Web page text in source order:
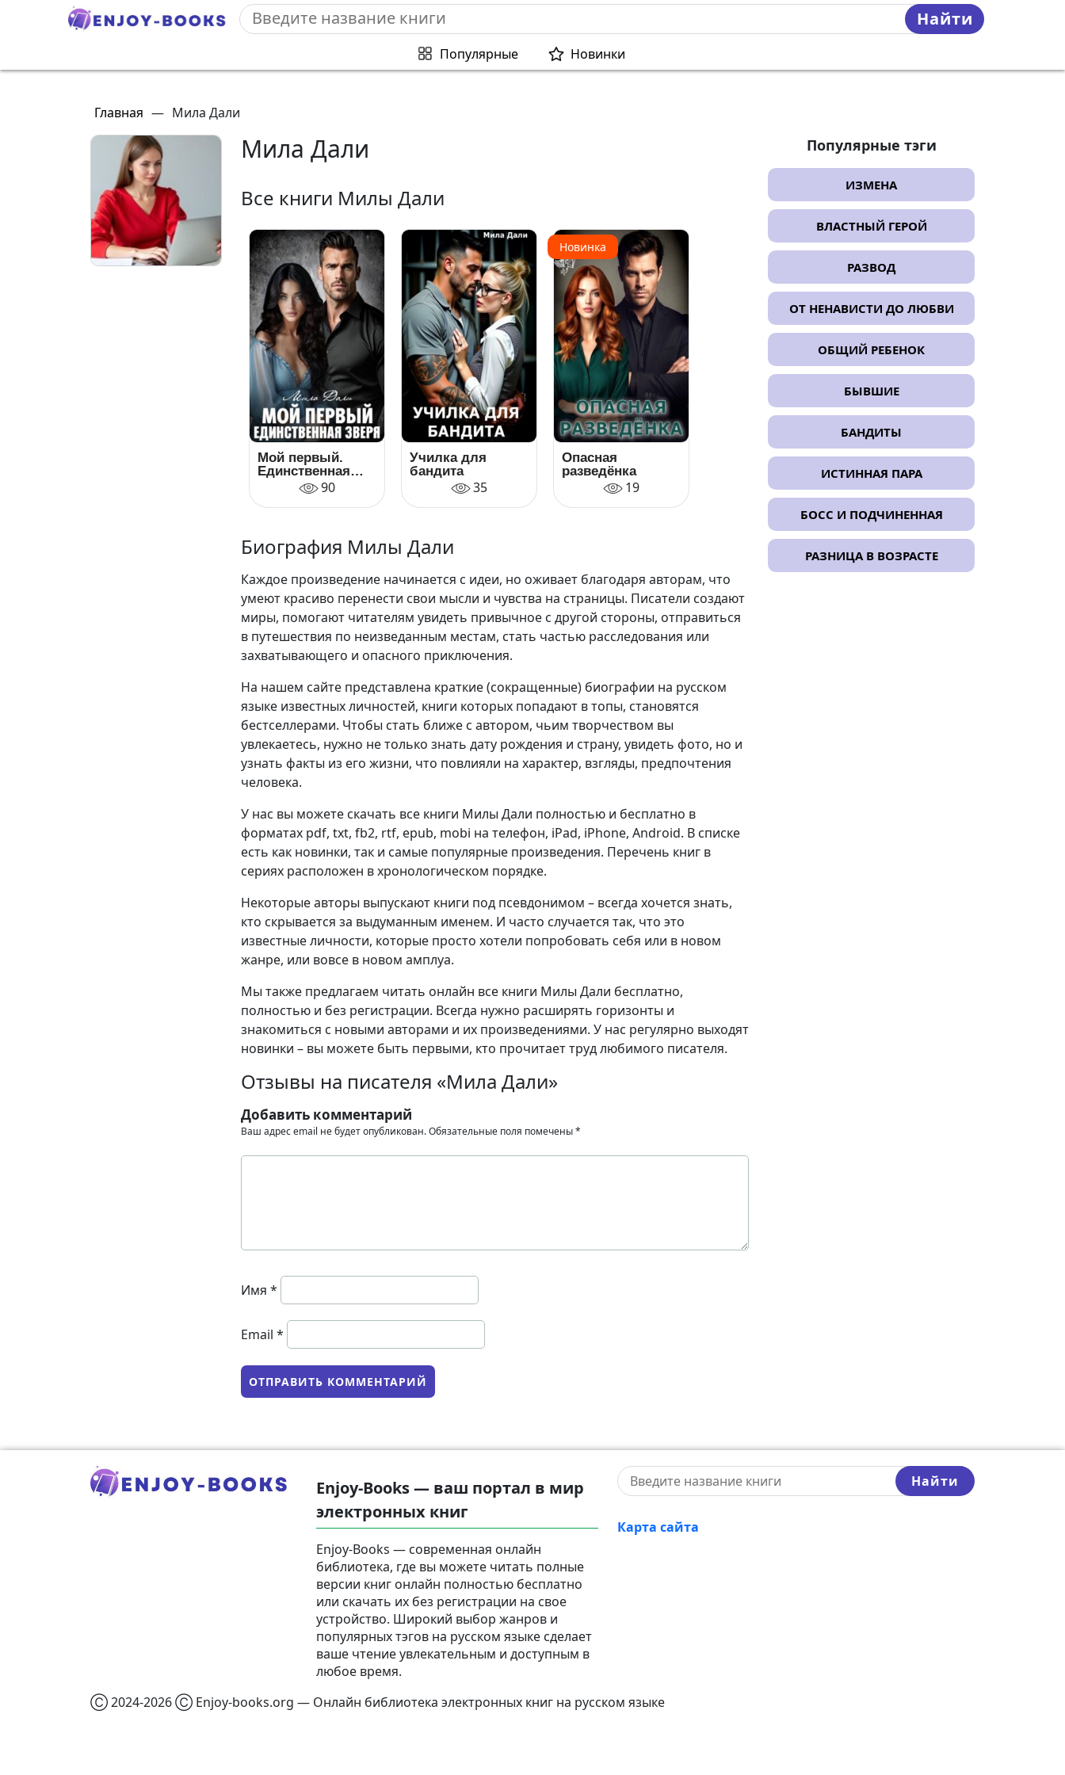
Найти
Популярные Новинки
Главная — Мила Дали
Мила Дали
Все книги Милы Дали
Мой первый.
Единственная
90
Училка для
бандита
35
Новинка
Опасная
разведёнка
19
Биография Милы Дали
Каждое произведение начинается с идеи, но оживает благодаря авторам, что
умеют красиво перенести свои мысли и чувства на страницы. Писатели создают
миры, помогают читателям увидеть привычное с другой стороны, отправиться
в путешествия по неизведанным местам, стать частью расследования или
захватывающего и опасного приключения.
На нашем сайте представлена краткие (сокращенные) биографии на русском
языке известных личностей, книги которых попадают в топы, становятся
бестселлерами. Чтобы стать ближе с автором, чьим творчеством вы
увлекаетесь, нужно не только знать дату рождения и страну, увидеть фото, но и
узнать факты из его жизни, что повлияли на характер, взгляды, предпочтения
человека.
У нас вы можете скачать все книги Милы Дали полностью и бесплатно в
форматах pdf, txt, fb2, rtf, epub, mobi на телефон, iPad, iPhone, Android. В списке
есть как новинки, так и самые популярные произведения. Перечень книг в
сериях расположен в хронологическом порядке.
Некоторые авторы выпускают книги под псевдонимом – всегда хочется знать,
кто скрывается за выдуманным именем. И часто случается так, что это
известные личности, которые просто хотели попробовать себя или в новом
жанре, или вовсе в новом амплуа.
Мы также предлагаем читать онлайн все книги Милы Дали бесплатно,
полностью и без регистрации. Всегда нужно расширять горизонты и
знакомиться с новыми авторами и их произведениями. У нас регулярно выходят
новинки – вы можете быть первыми, кто прочитает труд любимого писателя.
Отзывы на писателя «Мила Дали»
Добавить комментарий
Ваш адрес email не будет опубликован.Обязательные поля помечены*
Имя *
Email *
Популярные тэги
ИЗМЕНА
ВЛАСТНЫЙ ГЕРОЙ
РАЗВОД
ОТ НЕНАВИСТИ ДО ЛЮБВИ
ОБЩИЙ РЕБЕНОК
БЫВШИЕ
БАНДИТЫ
ИСТИННАЯ ПАРА
БОСС И ПОДЧИНЕННАЯ
РАЗНИЦА В ВОЗРАСТЕ
Enjoy-Books — ваш портал в мир
электронных книг
Enjoy-Books — современная онлайн
библиотека, где вы можете читать полные
версии книг онлайн полностью бесплатно
или скачать их без регистрации на свое
устройство. Широкий выбор жанров и
популярных тэгов на русском языке сделает
ваше чтение увлекательным и доступным в
любое время.
Найти
Карта сайта
Ⓒ 2024-2026 Ⓒ Enjoy-books.org — Онлайн библиотека электронных книг на русском языке